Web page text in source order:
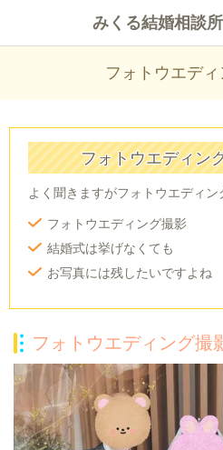
みくる結婚相談所
フォトウエディ
フォトウエディン
よく聞きますがフォトウエディン
フォトウエディング撮影
結婚式は挙げなくても
お写真には残したいですよね
フォトウエディング撮